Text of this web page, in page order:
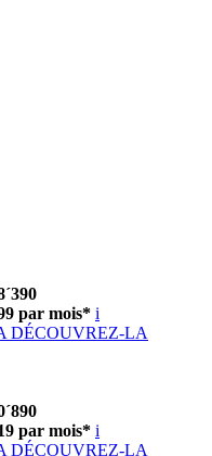
par mois* i
DÉCOUVREZ-LA
par mois* i
DÉCOUVREZ-LA